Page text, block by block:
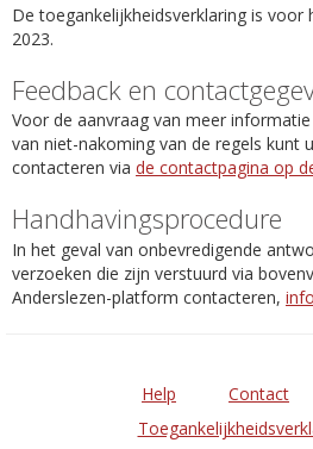
De toegankelijkheidsverklaring is voor
2023.
Feedback en
Voor de aanvraag van meer
van niet-nakoming van de regels kunt
contacteren via de contactpagina op
Handhavingsprocedure
In het geval van onbevredigende
verzoeken die zijn verstuurd via
Anderslezen-platform contacteren,
Help Contact